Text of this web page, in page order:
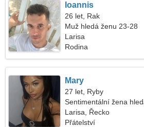
Ioannis
26 let, Rak
Muž hledá ženu 23-28
Larisa
Rodina
Mary
27 let, Ryby
Sentimentální žena
Larisa, Řecko
Přátelství